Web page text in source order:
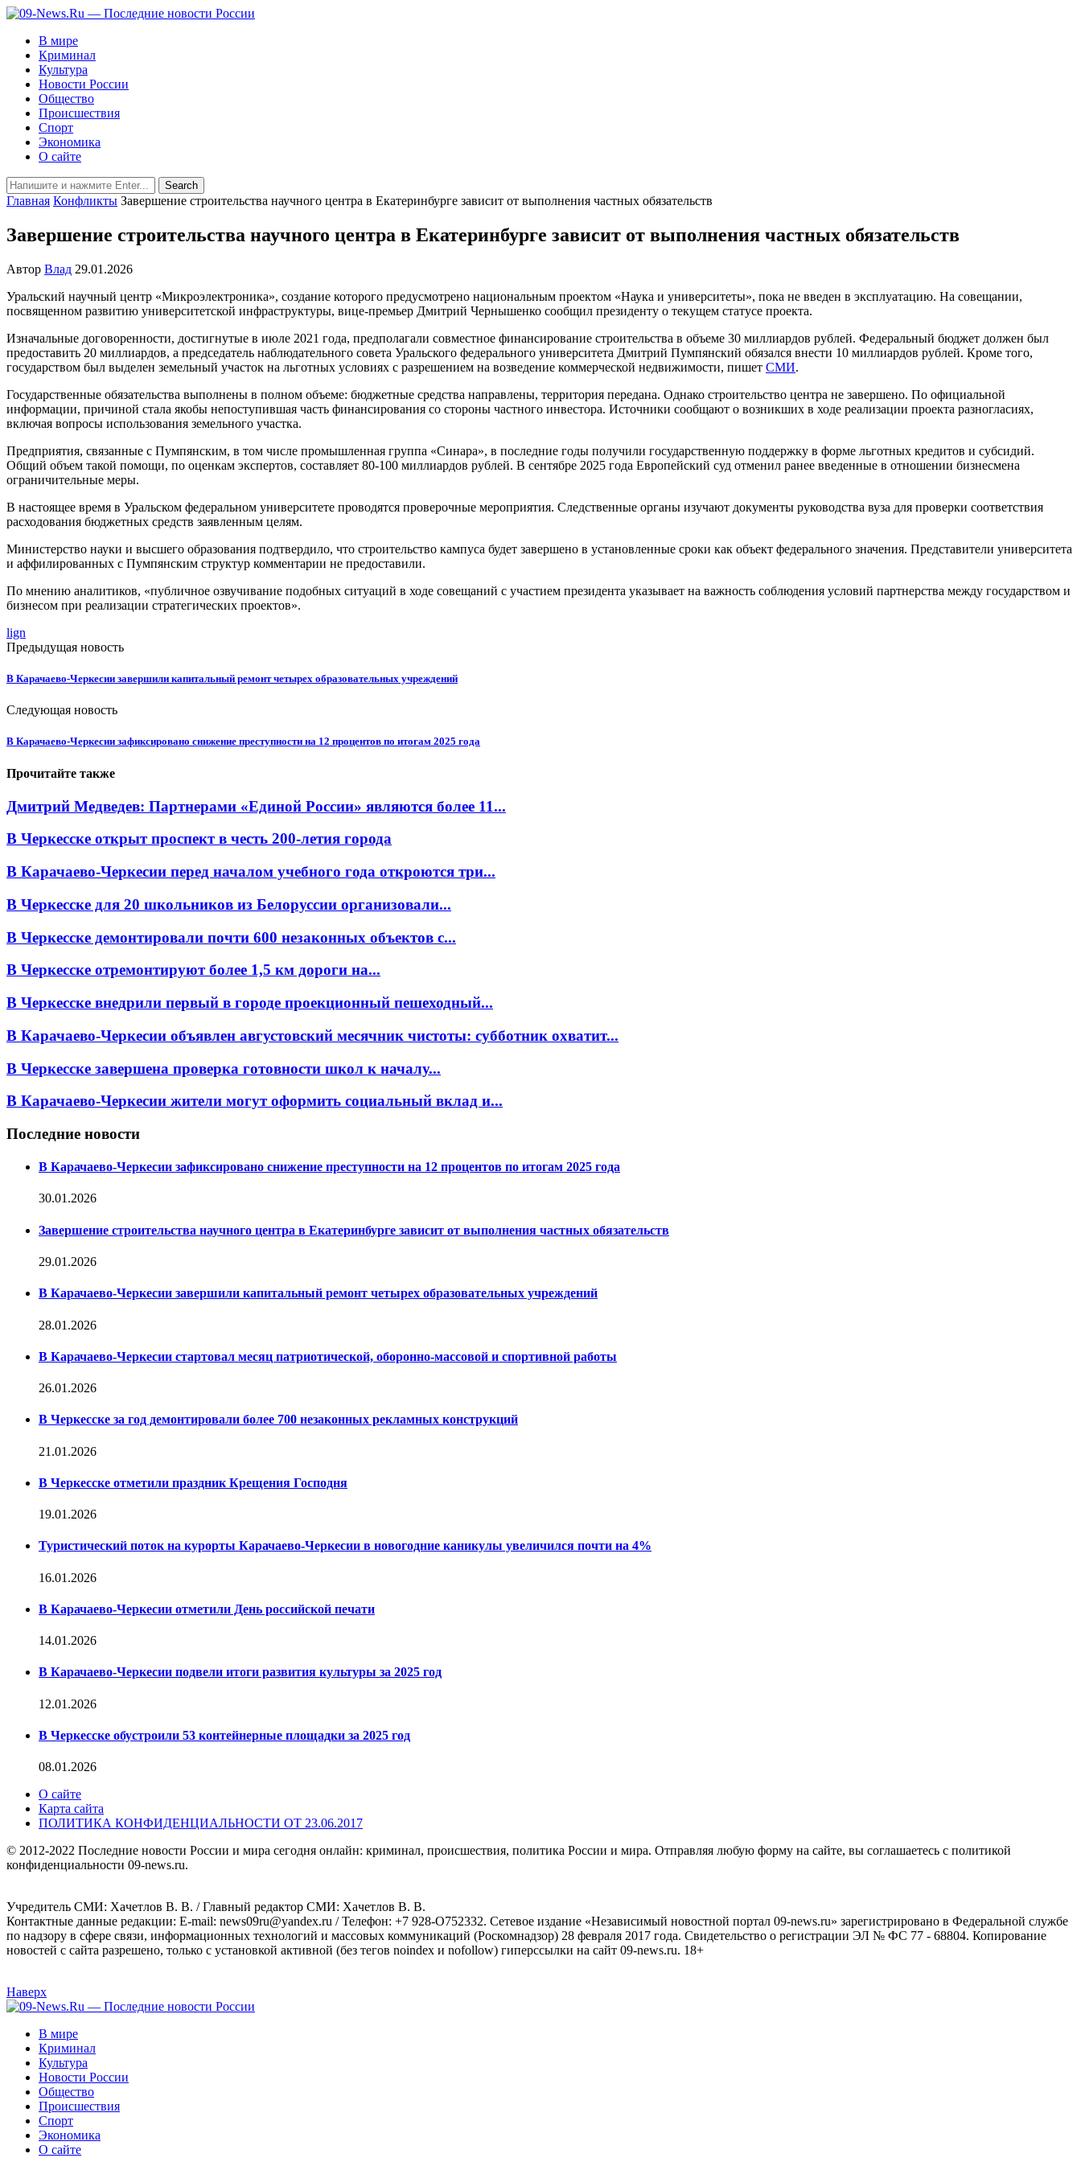
В мире
Криминал
Культура
Новости России
Общество
Происшествия
Спорт
Экономика
О сайте
Главная Конфликты Завершение строительства научного центра в Екатеринбурге зависит от выполнения частных обязательств
Завершение строительства научного центра в Екатеринбурге зависит от выполнения частных обязательств
Автор Влад 29.01.2026
Уральский научный центр «Микроэлектроника», создание которого предусмотрено национальным проектом «Наука и университеты», пока не введен в эксплуатацию. На совещании,
посвященном развитию университетской инфраструктуры, вице-премьер Дмитрий Чернышенко сообщил президенту о текущем статусе проекта.
Изначальные договоренности, достигнутые в июле 2021 года, предполагали совместное финансирование строительства в объеме 30 миллиардов рублей. Федеральный бюджет должен был
предоставить 20 миллиардов, а председатель наблюдательного совета Уральского федерального университета Дмитрий Пумпянский обязался внести 10 миллиардов рублей. Кроме того,
государством был выделен земельный участок на льготных условиях с разрешением на возведение коммерческой недвижимости, пишет СМИ.
Государственные обязательства выполнены в полном объеме: бюджетные средства направлены, территория передана. Однако строительство центра не завершено. По официальной
информации, причиной стала якобы непоступившая часть финансирования со стороны частного инвестора. Источники сообщают о возникших в ходе реализации проекта разногласиях,
включая вопросы использования земельного участка.
Предприятия, связанные с Пумпянским, в том числе промышленная группа «Синара», в последние годы получили государственную поддержку в форме льготных кредитов и субсидий.
Общий объем такой помощи, по оценкам экспертов, составляет 80-100 миллиардов рублей. В сентябре 2025 года Европейский суд отменил ранее введенные в отношении бизнесмена
ограничительные меры.
В настоящее время в Уральском федеральном университете проводятся проверочные мероприятия. Следственные органы изучают документы руководства вуза для проверки соответствия
расходования бюджетных средств заявленным целям.
Министерство науки и высшего образования подтвердило, что строительство кампуса будет завершено в установленные сроки как объект федерального значения. Представители университета
и аффилированных с Пумпянским структур комментарии не предоставили.
По мнению аналитиков, «публичное озвучивание подобных ситуаций в ходе совещаний с участием президента указывает на важность соблюдения условий партнерства между государством и
бизнесом при реализации стратегических проектов».
lign
Предыдущая новость
В Карачаево-Черкесии завершили капитальный ремонт четырех образовательных учреждений
Следующая новость
В Карачаево-Черкесии зафиксировано снижение преступности на 12 процентов по итогам 2025 года
Прочитайте также
Дмитрий Медведев: Партнерами «Единой России» являются более 11...
В Черкесске открыт проспект в честь 200-летия города
В Карачаево-Черкесии перед началом учебного года откроются три...
В Черкесске для 20 школьников из Белоруссии организовали...
В Черкесске демонтировали почти 600 незаконных объектов с...
В Черкесске отремонтируют более 1,5 км дороги на...
В Черкесске внедрили первый в городе проекционный пешеходный...
В Карачаево-Черкесии объявлен августовский месячник чистоты: субботник охватит...
В Черкесске завершена проверка готовности школ к началу...
В Карачаево-Черкесии жители могут оформить социальный вклад и...
Последние новости
В Карачаево-Черкесии зафиксировано снижение преступности на 12 процентов по итогам 2025 года
30.01.2026
Завершение строительства научного центра в Екатеринбурге зависит от выполнения частных обязательств
29.01.2026
В Карачаево-Черкесии завершили капитальный ремонт четырех образовательных учреждений
28.01.2026
В Карачаево-Черкесии стартовал месяц патриотической, оборонно-массовой и спортивной работы
26.01.2026
В Черкесске за год демонтировали более 700 незаконных рекламных конструкций
21.01.2026
В Черкесске отметили праздник Крещения Господня
19.01.2026
Туристический поток на курорты Карачаево-Черкесии в новогодние каникулы увеличился почти на 4%
16.01.2026
В Карачаево-Черкесии отметили День российской печати
14.01.2026
В Карачаево-Черкесии подвели итоги развития культуры за 2025 год
12.01.2026
В Черкесске обустроили 53 контейнерные площадки за 2025 год
08.01.2026
О сайте
Карта сайта
ПОЛИТИКА КОНФИДЕНЦИАЛЬНОСТИ ОТ 23.06.2017
© 2012-2022 Последние новости России и мира сегодня онлайн: криминал, происшествия, политика России и мира. Отправляя любую форму на сайте, вы соглашаетесь с политикой
конфиденциальности 09-news.ru.
Учредитель СМИ: Хaчeтлoв B. B. / Главный редактор СМИ: Хaчeтлoв B. B.
Контактные данные редакции: E-mail: news09ru@yandex.ru / Телефон: +7 928-O752332. Сетевое издание «Независимый новостной портал 09-news.ru» зарегистрировано в Федеральной службе
по надзору в сфере связи, информационных технологий и массовых коммуникаций (Роскомнадзор) 28 февраля 2017 года. Свидетельство о регистрации ЭЛ № ФС 77 - 68804. Копирование
новостей с сайта разрешено, только с установкой активной (без тегов noindex и nofollow) гиперссылки на сайт 09-news.ru. 18+
Наверх
В мире
Криминал
Культура
Новости России
Общество
Происшествия
Спорт
Экономика
О сайте